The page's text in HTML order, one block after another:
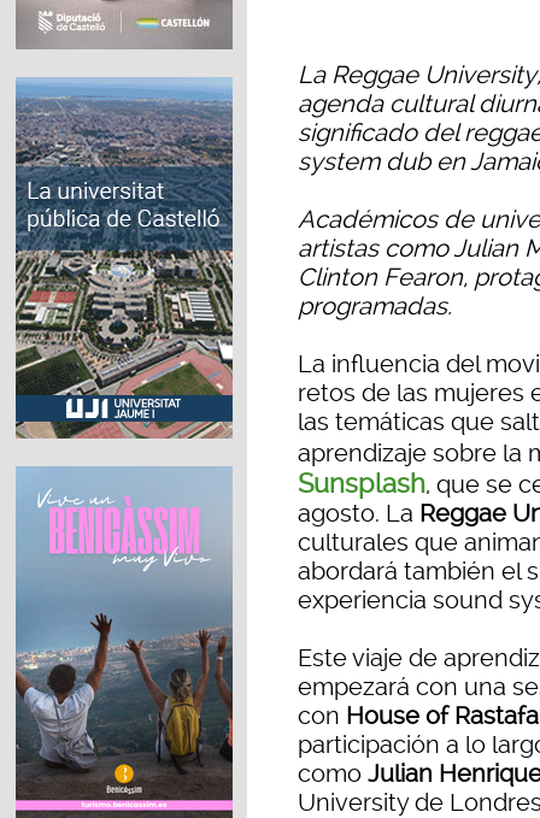
La Reggae
agenda cultural
significado del
system dub en
Académicos de
artistas como Julian
Clinton Fearon,
programadas.
La influencia del
retos de las mujeres
las temáticas que
aprendizaje sobre la
Sunsplash, que se
agosto. La Reggae
culturales que
abordará también el
experiencia sound
Este viaje de
empezará con una
con House of
participación a lo
como Julian
University de